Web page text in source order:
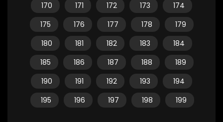
170
171 172 173
174
175
176 177 178
179
180
181 182 183
184
185
186 187 188
189
190
191 192 193
194
195
196 197 198 199